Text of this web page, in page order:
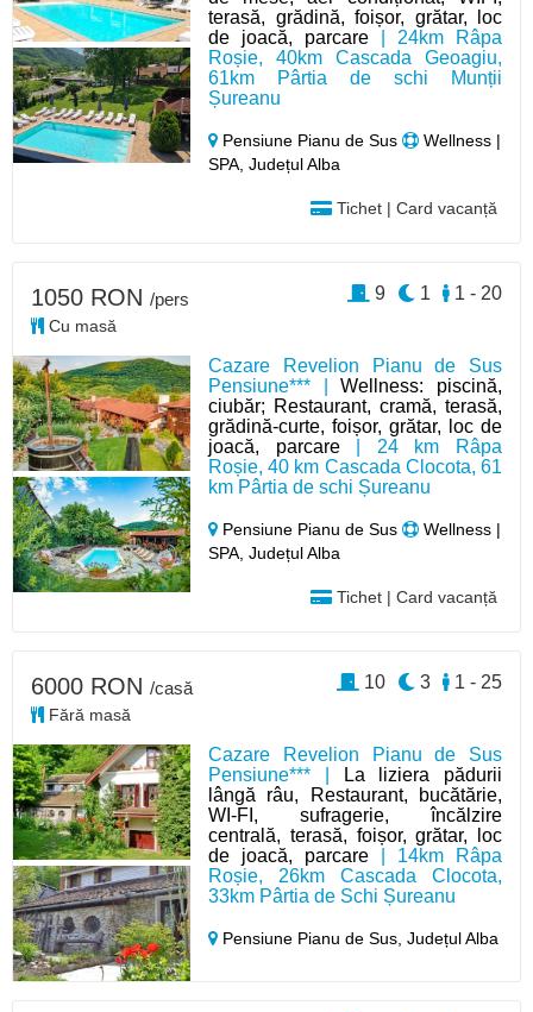
terasă, grădină, foișor, grătar, loc
de joacă, parcare | 24km Râpa
Roșie, 40km Cascada Geoagiu,
61km Pârtia de schi Munții
Șureanu
Pensiune Pianu de Sus
Wellness |
SPA, Județul Alba
Tichet | Card vacanță
Cazare Revelion Pianu de Sus
Pensiune*** |Wellness: piscină,
ciubăr; Restaurant, cramă, terasă,
grădină-curte, foișor, grătar, loc de
joacă, parcare| 24 km Râpa
Roșie, 40 km Cascada Clocota, 61
km Pârtia de schi Șureanu
Pensiune Pianu de Sus
Wellness |
SPA, Județul Alba
Tichet | Card vacanță
1050 RON /pers
Cu masă
1 - 20
1
9
Cazare Revelion Pianu de Sus
Pensiune*** |
La liziera pădurii
lângă râu, Restaurant, bucătărie,
WI-FI, sufragerie, încălzire
centrală, terasă, foișor, grătar, loc
de joacă, parcare | 14km Râpa
Roșie, 26km Cascada Clocota,
33km Pârtia de Schi Șureanu
Pensiune Pianu de Sus,Județul Alba
6000 RON /casă
Fără masă
1 - 25
3
10